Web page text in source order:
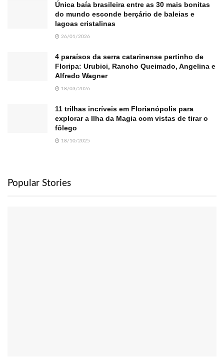
Única baía brasileira entre as 30 mais bonitas
do mundo esconde berçário de baleias e
lagoas cristalinas
26/01/2026
4 paraísos da serra catarinense pertinho de
Floripa: Urubici, Rancho Queimado, Angelina e
Alfredo Wagner
18/03/2026
11 trilhas incríveis em Florianópolis para
explorar a Ilha da Magia com vistas de tirar o
fôlego
18/10/2025
Popular Stories